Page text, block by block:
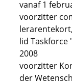
vanaf 1
voorzitter
lid Taskforce
2008
voorzitter
der